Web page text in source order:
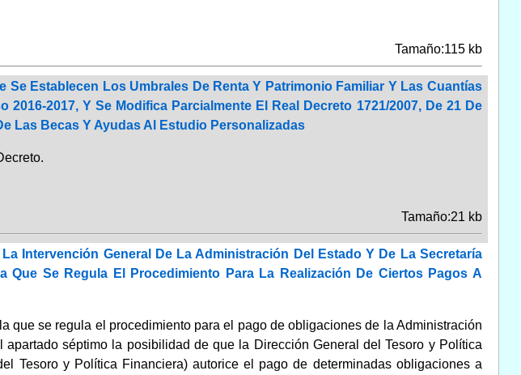
Tamaño:115 kb
Se Establecen Los Umbrales De Renta Y Patrimonio Familiar Y Las Cuantías
2017, Y Se Modifica Parcialmente El Real Decreto 1721/2007, De 21 De
Las Becas Y Ayudas Al Estudio Personalizadas
Tamaño:21 kb
Intervención General De La Administración Del Estado Y De La Secretaría
Que Se Regula El Procedimiento Para La Realización De Ciertos Pagos A
que se regula el procedimiento para el pago de obligaciones de la Administración
séptimo la posibilidad de que la Dirección General del Tesoro y Política
Tesoro y Política Financiera) autorice el pago de determinadas obligaciones a